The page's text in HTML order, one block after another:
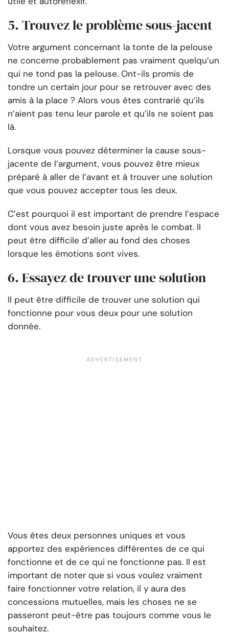
5. Trouvez le problème sous-jacent
Votre argument concernant la tonte de la pelouse
ne concerne probablement pas vraiment quelqu’un
qui ne tond pas la pelouse. Ont-ils promis de
tondre un certain jour pour se retrouver avec des
amis à la place ? Alors vous êtes contrarié qu’ils
n’aient pas tenu leur parole et qu’ils ne soient pas
là.
Lorsque vous pouvez déterminer la cause sous-
jacente de l’argument, vous pouvez être mieux
préparé à aller de l’avant et à trouver une solution
que vous pouvez accepter tous les deux.
C’est pourquoi il est important de prendre l’espace
dont vous avez besoin juste après le combat. Il
peut être difficile d’aller au fond des choses
lorsque les émotions sont vives.
6. Essayez de trouver une solution
Il peut être difficile de trouver une solution qui
fonctionne pour vous deux pour une solution
donnée.
Vous êtes deux personnes uniques et vous
apportez des expériences différentes de ce qui
fonctionne et de ce qui ne fonctionne pas. Il est
important de noter que si vous voulez vraiment
faire fonctionner votre relation, il y aura des
concessions mutuelles, mais les choses ne se
passeront peut-être pas toujours comme vous le
souhaitez.